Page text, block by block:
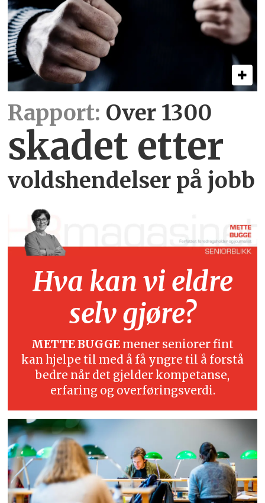
Rapport: Over 1300
skadet etter
voldshendelser på jobb
Hva kan vi eldre
selv gjøre?
METTE BUGGE mener seniorer fint
kan hjelpe til med å få yngre til å forstå
bedre når det gjelder kompetanse,
erfaring og overføringsverdi.